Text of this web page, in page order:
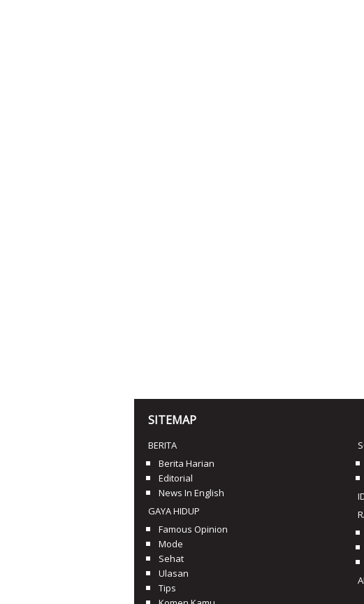
SITEMAP
BERITA
Berita Harian
Editorial
News In English
GAYA HIDUP
Famous Opinion
Mode
Sehat
Ulasan
Tips